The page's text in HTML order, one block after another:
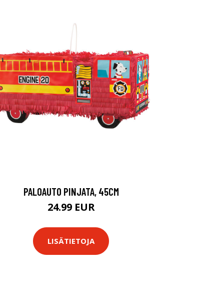
PALOAUTO PINJATA, 45CM
24.99 EUR
LISÄTIETOJA